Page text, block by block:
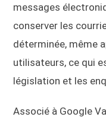
messages
conserver les
déterminée, même
utilisateurs, ce qui
législation et les
Associé à Google